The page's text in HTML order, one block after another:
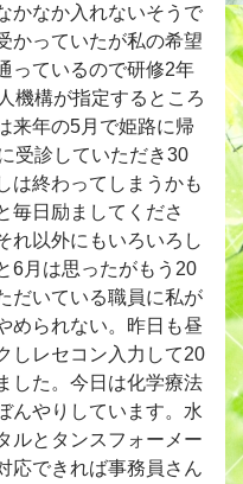
かなか入れないそうで
かっていたが私の希望
っているので研修2年
機構が指定するところ
来年の5月で姫路に帰
受診していただき30
は終わってしまうかも
毎日励ましてくださ
れ以外にもいろいろし
6月は思ったがもう20
だいている職員に私が
められない。昨日も昼
しレセコン入力して20
した。今日は化学療法
んやりしています。水
ルとタンスフォーメー
応できれば事務員さん